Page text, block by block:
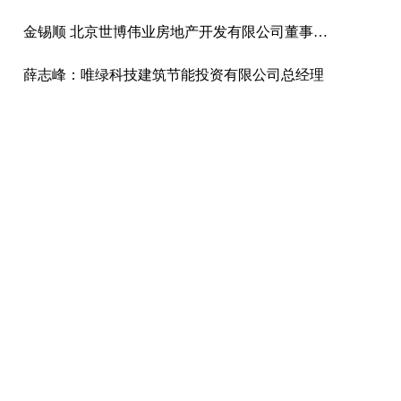
金锡顺 北京世博伟业房地产开发有限公司董事长·总经理
薛志峰：唯绿科技建筑节能投资有限公司总经理